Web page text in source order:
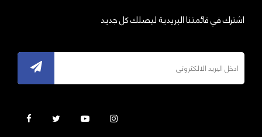
اشترك في قائمتنا البريدية ليصلك كل جديد